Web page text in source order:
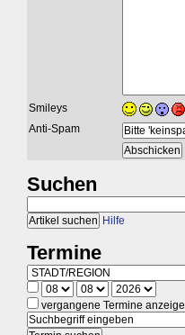
Smileys
Anti-Spam
Suchen
Hilfe
Termine
vergangene Termine